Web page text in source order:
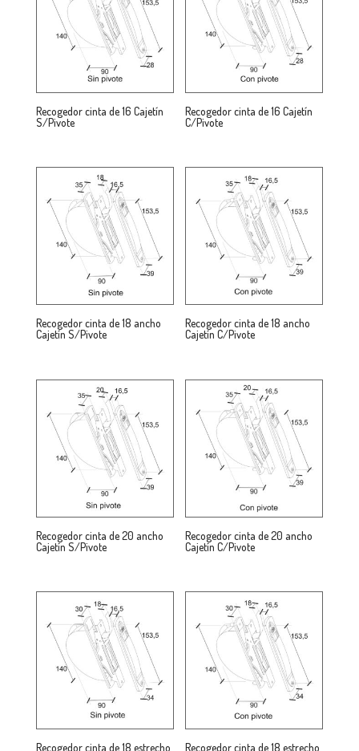
Recogedor cinta de 16 Cajetín
S/Pivote
Recogedor cinta de 16 Cajetín
C/Pivote
Recogedor cinta de 18 ancho
Cajetín S/Pivote
Recogedor cinta de 18 ancho
Cajetín C/Pivote
Recogedor cinta de 20 ancho
Cajetín S/Pivote
Recogedor cinta de 20 ancho
Cajetín C/Pivote
Recogedor cinta de 18 estrecho Recogedor cinta de 18 estrecho